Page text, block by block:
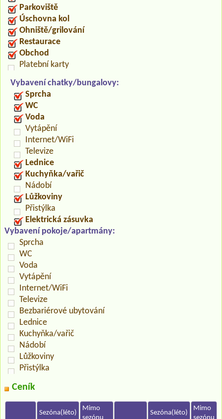
Parkoviště
Úschovna kol
Ohniště/grilování
Restaurace
Obchod
Platební karty
Vybavení chatky/bungalovy:
Sprcha
WC
Voda
Vytápění
Internet/WiFi
Televize
Lednice
Kuchyňka/vařič
Nádobí
Lůžkoviny
Přistýlka
Elektrická zásuvka
Vybavení pokoje/apartmány:
Sprcha
WC
Voda
Vytápění
Internet/WiFi
Televize
Bezbariérové ubytování
Lednice
Kuchyňka/vařič
Nádobí
Lůžkoviny
Přistýlka
Ceník
Sezóna(léto)
Mimo
Sezóna(léto)
Mimo